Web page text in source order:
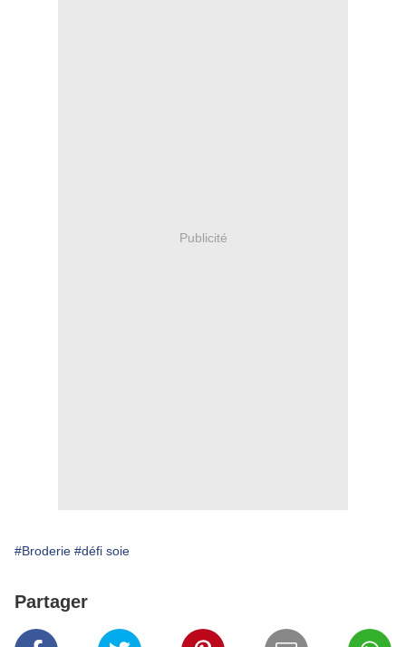
Publicité
#Broderie #défi soie
Partager